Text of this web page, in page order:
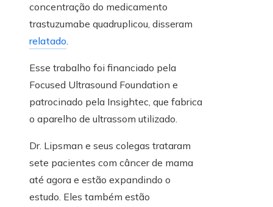
concentração do medicamento
trastuzumabe quadruplicou, disseram
relatado.
Esse trabalho foi financiado pela
Focused Ultrasound Foundation e
patrocinado pela Insightec, que fabrica
o aparelho de ultrassom utilizado.
Dr. Lipsman e seus colegas trataram
sete pacientes com câncer de mama
até agora e estão expandindo o
estudo. Eles também estão